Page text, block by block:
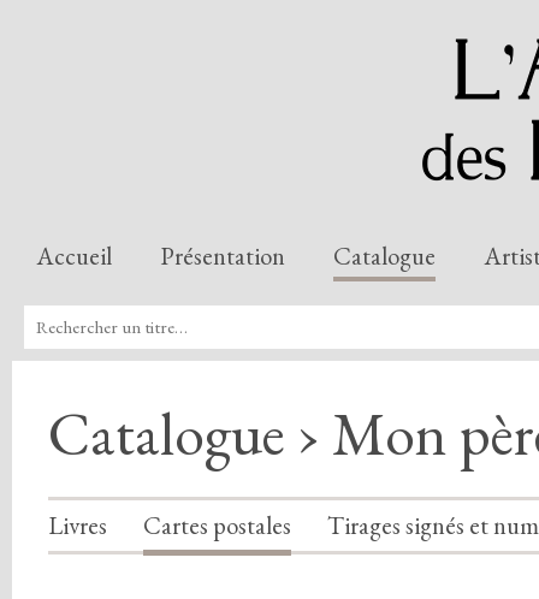
Accueil Présentation Catalogue
Catalogue › Mon
Livres Cartes postales Tirages signés et